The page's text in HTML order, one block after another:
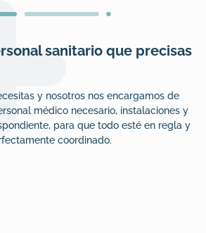
sanitario que precisas
y nosotros nos encargamos de
médico necesario, instalaciones y
para que todo esté en regla y
coordinado.